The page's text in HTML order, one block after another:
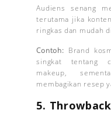
Audiens senang
terutama jika
ringkas dan mudah
Contoh: Brand
singkat tentang
makeup,
membagikan resep
5.